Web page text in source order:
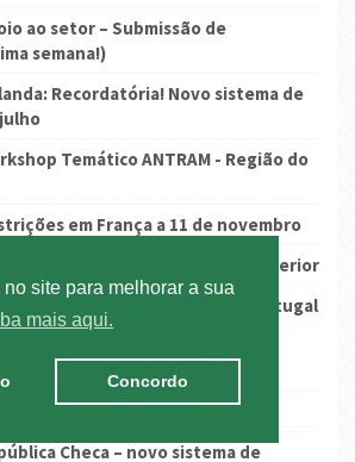
site para melhorar a sua
mais aqui.
Concordo
ao setor – Submissão de
semana!)
Recordatória! Novo sistema de
Temático ANTRAM - Região do
em França a 11 de novembro
Salão Nacional do Transporte_anterior
Setoriais – Banco de Portugal
Serviços Mínimos
Checa – novo sistema de